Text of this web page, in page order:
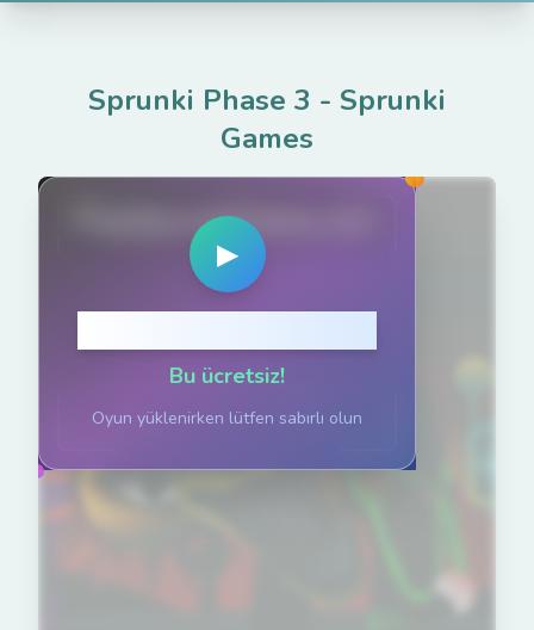
Sprunki Phase 3 - Sprunki
Games
PlaySprunkiGame.com
▶
Bu ücretsiz!
Oyun yüklenirken lütfen sabırlı olun